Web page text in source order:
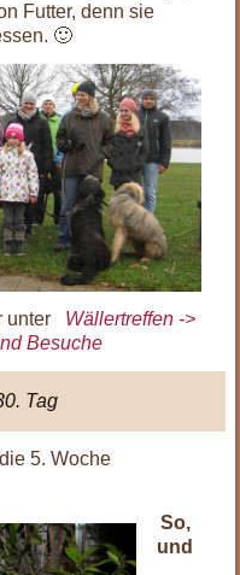
Futter, denn sie
🙂
unter Wällertreffen ->
Besuche
Tag
5. Woche
So,
und